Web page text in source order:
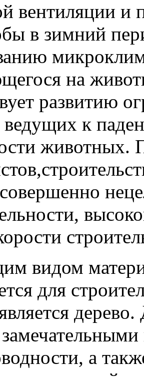
вентиляции и
в зимний
на
развитию
ведущих к
животных.
совершенно
видом
для
а